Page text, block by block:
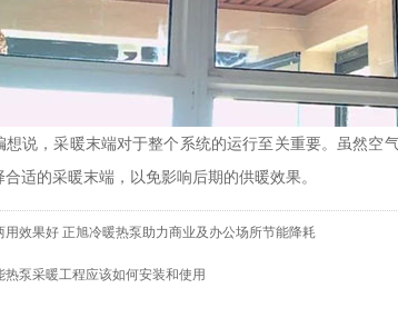
，采暖末端对于整个系统的运行至关重要。虽然空
适的采暖末端，以免影响后期的供暖效果。
用效果好 正旭冷暖热泵助力商业及办公场所节能降耗
热泵采暖工程应该如何安装和使用